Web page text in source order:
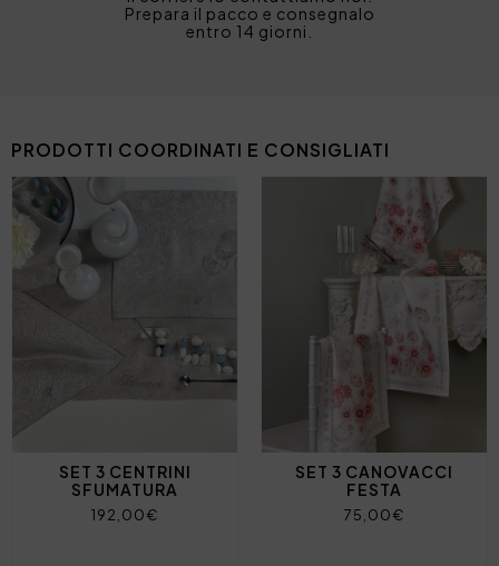
Prepara il pacco e consegnalo
entro 14 giorni.
PRODOTTI COORDINATI E CONSIGLIATI
SET 3 CENTRINI
SFUMATURA
192,00€
SET 3 CANOVACCI
FESTA
75,00€